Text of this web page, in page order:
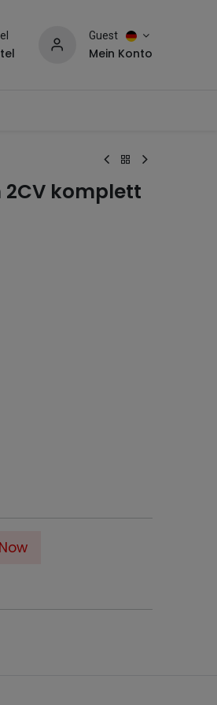
Guest
Mein Konto
2CV komplett